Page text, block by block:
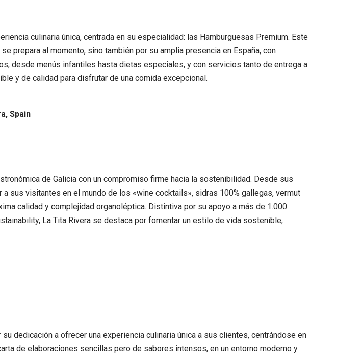
culinaria única, centrada en su especialidad: las Hamburguesas Premium. Este
prepara al momento, sino también por su amplia presencia en España, con
desde menús infantiles hasta dietas especiales, y con servicios tanto de entrega a
y de calidad para disfrutar de una comida excepcional.
Spain
de Galicia con un compromiso firme hacia la sostenibilidad. Desde sus
sus visitantes en el mundo de los «wine cocktails», sidras 100% gallegas, vermut
calidad y complejidad organoléptica. Distintiva por su apoyo a más de 1.000
La Tita Rivera se destaca por fomentar un estilo de vida sostenible,
dedicación a ofrecer una experiencia culinaria única a sus clientes, centrándose en
de elaboraciones sencillas pero de sabores intensos, en un entorno moderno y